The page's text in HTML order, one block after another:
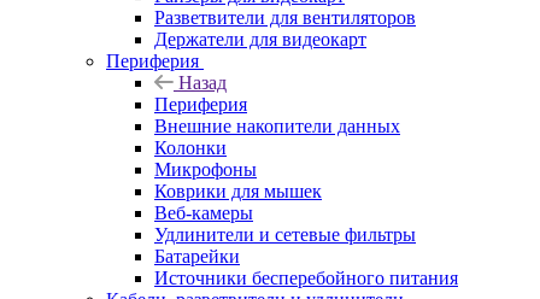
Разветвители для вентиляторов
Держатели для видеокарт
Периферия
Назад
Периферия
Внешние накопители данных
Колонки
Микрофоны
Коврики для мышек
Веб-камеры
Удлинители и сетевые фильтры
Батарейки
Источники бесперебойного питания